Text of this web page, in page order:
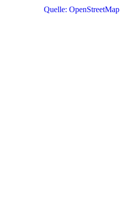
Quelle: OpenStreetMap